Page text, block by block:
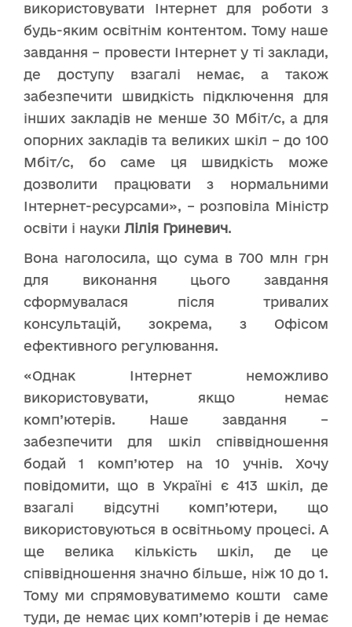
використовувати Інтернет для роботи з
будь-яким освітнім контентом. Тому наше
завдання – провести Інтернет у ті заклади,
де доступу взагалі немає, а також
забезпечити швидкість підключення для
інших закладів не менше 30 Мбіт/с, а для
опорних закладів та великих шкіл – до 100
Мбіт/с, бо саме ця швидкість може
дозволити працювати з нормальними
Інтернет-ресурсами», – розповіла Міністр
освіти і науки Лілія Гриневич.
Вона наголосила, що сума в 700 млн грн
для виконання цього завдання
сформувалася після тривалих
консультацій, зокрема, з Офісом
ефективного регулювання.
«Однак Інтернет неможливо
використовувати, якщо немає
комп’ютерів. Наше завдання –
забезпечити для шкіл співвідношення
бодай 1 комп’ютер на 10 учнів. Хочу
повідомити, що в Україні є 413 шкіл, де
взагалі відсутні комп’ютери, що
використовуються в освітньому процесі. А
ще велика кількість шкіл, де це
співвідношення значно більше, ніж 10 до 1.
Тому ми спрямовуватимемо кошти саме
туди, де немає цих комп’ютерів і де немає